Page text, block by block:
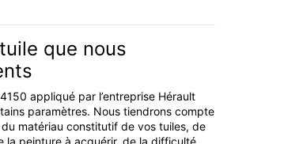
que nous
appliqué par l’entreprise Hérault
paramètres. Nous tiendrons compte
matériau constitutif de vos tuiles, de